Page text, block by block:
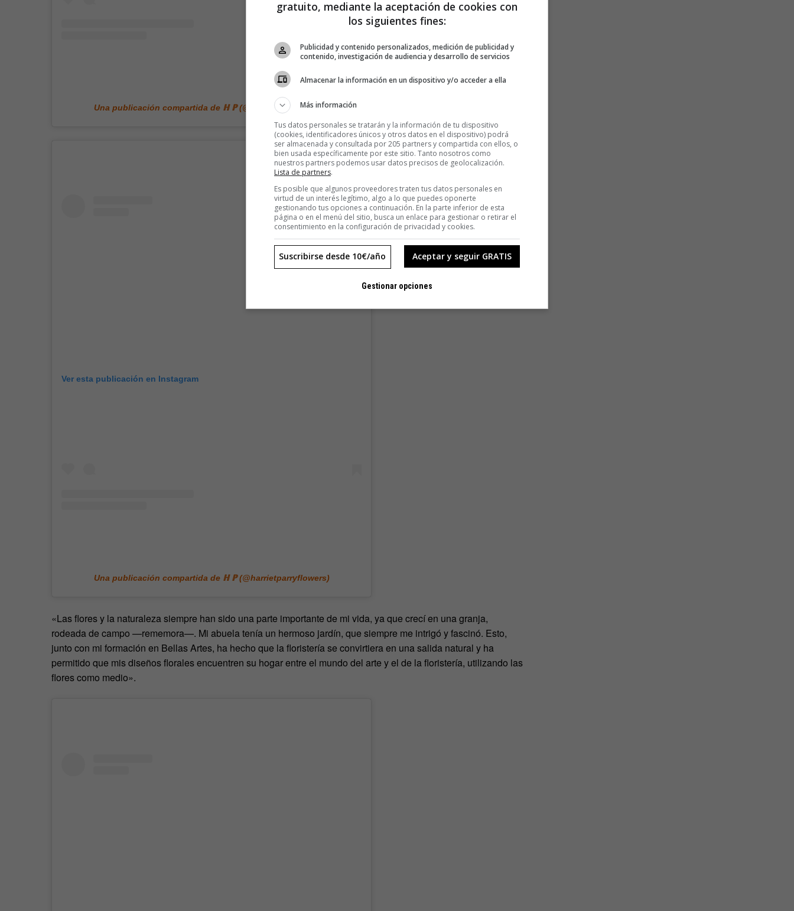
Una publicación compartida de ℍ ℙ (@harrietparryflowers)
Ver esta publicación en Instagram
Una publicación compartida de ℍ ℙ (@harrietparryflowers)
«Las flores y la naturaleza siempre han sido una parte importante de mi vida, ya que crecí en una granja,
rodeada de campo —rememora—. Mi abuela tenía un hermoso jardín, que siempre me intrigó y fascinó. Esto,
junto con mi formación en Bellas Artes, ha hecho que la floristería se convirtiera en una salida natural y ha
permitido que mis diseños florales encuentren su hogar entre el mundo del arte y el de la floristería, utilizando las
flores como medio».
gratuito, mediante la aceptación de cookies con
los siguientes fines:
Publicidad y contenido personalizados, medición de publicidad y
contenido, investigación de audiencia y desarrollo de servicios
Almacenar la información en un dispositivo y/o acceder a ella
Más información
Tus datos personales se tratarán y la información de tu dispositivo
(cookies, identificadores únicos y otros datos en el dispositivo) podrá
ser almacenada y consultada por 205 partners y compartida con ellos, o
bien usada específicamente por este sitio. Tanto nosotros como
nuestros partners podemos usar datos precisos de geolocalización.
Lista de partners.
Es posible que algunos proveedores traten tus datos personales en
virtud de un interés legítimo, algo a lo que puedes oponerte
gestionando tus opciones a continuación. En la parte inferior de esta
página o en el menú del sitio, busca un enlace para gestionar o retirar el
consentimiento en la configuración de privacidad y cookies.
Aceptar y seguir GRATIS
Suscribirse desde 10€/año
Gestionar opciones